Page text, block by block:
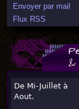
Envoyer par mail
Flux RSS
&
De Mi-Juillet à
Aout.